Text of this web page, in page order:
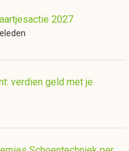
2027
verdien geld met je